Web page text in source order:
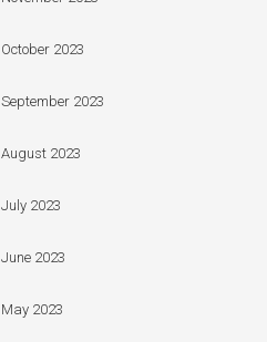
October 2023
September 2023
August 2023
July 2023
June 2023
May 2023